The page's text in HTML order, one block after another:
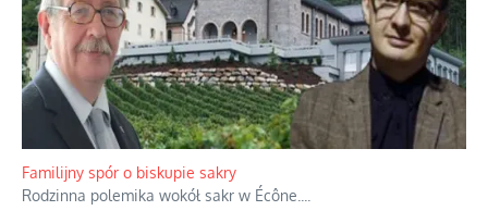
Ciemna strona podręcznikowych mitów historycznych
Historia jest doświadczeniem niepowtarzalnym i tłumaczenie,
że będziemy coś krytykować po to, żeby później znowu jakiegoś
powstania nie zrobili, jest...